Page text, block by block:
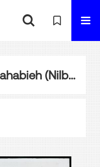
SD-01-3788: Ein Dahabieh (Nilboot) auf dem Nil, Ägypten